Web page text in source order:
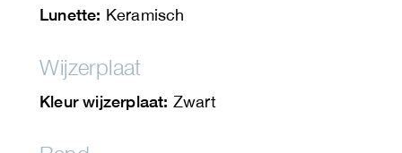
Lunette: Keramisch
Wijzerplaat
Kleur wijzerplaat: Zwart